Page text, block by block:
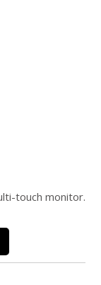
touch monitor.